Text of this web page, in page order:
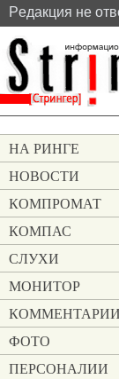
Pедакция не
НА РИНГЕ
НОВОСТИ
КОМПРОМАТ
КОМПАС
СЛУХИ
МОНИТОР
КОММЕНТАРИИ
ФОТО
ПЕРСОНАЛИИ